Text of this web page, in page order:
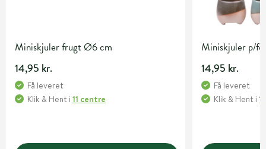
Miniskjuler frugt Ø6 cm
14,95 kr.
Få leveret
Klik & Hent i 11 centre
Miniskjuler p/
14,95 kr.
Få leveret
Klik & Hent i